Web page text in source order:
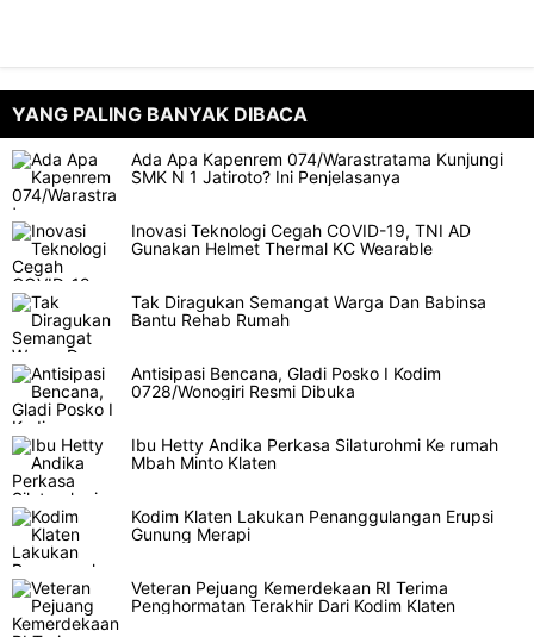
YANG PALING BANYAK DIBACA
Ada Apa Kapenrem 074/Warastratama Kunjungi
SMK N 1 Jatiroto? Ini Penjelasanya
Inovasi Teknologi Cegah COVID-19, TNI AD
Gunakan Helmet Thermal KC Wearable
Tak Diragukan Semangat Warga Dan Babinsa
Bantu Rehab Rumah
Antisipasi Bencana, Gladi Posko I Kodim
0728/Wonogiri Resmi Dibuka
Ibu Hetty Andika Perkasa Silaturohmi Ke rumah
Mbah Minto Klaten
Kodim Klaten Lakukan Penanggulangan Erupsi
Gunung Merapi
Veteran Pejuang Kemerdekaan RI Terima
Penghormatan Terakhir Dari Kodim Klaten